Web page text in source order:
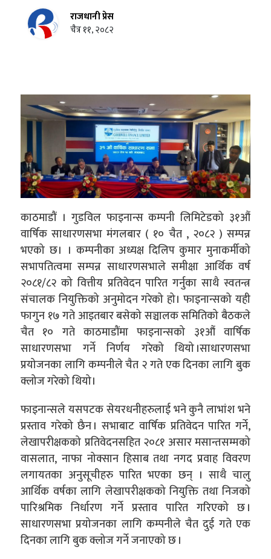
राजधानी प्रेस
चैत्र ११, २०८२
काठमाडौं । गुडविल फाइनान्स कम्पनी लिमिटेडको ३१औं
वार्षिक साधारणसभा मंगलबार ( १० चैत , २०८२ ) सम्पन्न
भएको छ। । कम्पनीका अध्यक्ष दिलिप कुमार मुनाकर्मीको
सभापतित्वमा सम्पन्न साधारणसभाले समीक्षा आर्थिक वर्ष
२०८१/८२ को वित्तीय प्रतिवेदन पारित गर्नुका साथै स्वतन्त्र
संचालक नियुक्तिको अनुमोदन गरेको हो। फाइनान्सको यही
फागुन १७ गते आइतबार बसेको सञ्चालक समितिको बैठकले
चैत १० गते काठमाडौंमा फाइनान्सको ३१औं वार्षिक
साधारणसभा गर्ने निर्णय गरेको थियो ।साधारणसभा
प्रयोजनका लागि कम्पनीले चैत २ गते एक दिनका लागि बुक
क्लोज गरेको थियो।
फाइनान्सले यसपटक सेयरधनीहरुलाई भने कुनै लाभांश भने
प्रस्ताव गरेको छैन । सभाबाट वार्षिक प्रतिवेदन पारित गर्ने,
लेखापरीक्षकको प्रतिवेदनसहित २०८१ असार मसान्तसम्मको
वासलात, नाफा नोक्सान हिसाब तथा नगद प्रवाह विवरण
लगायतका अनुसूचीहरु पारित भएका छन् । साथै चालु
आर्थिक वर्षका लागि लेखापरीक्षकको नियुक्ति तथा निजको
पारिश्रमिक निर्धारण गर्ने प्रस्ताव पारित गरिएको छ ।
साधारणसभा प्रयोजनका लागि कम्पनीले चैत दुई गते एक
दिनका लागि बुक क्लोज गर्ने जनाएको छ ।